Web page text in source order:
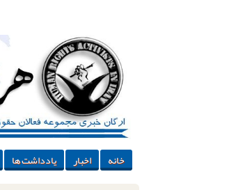
خانه اخبار یادداشت ها